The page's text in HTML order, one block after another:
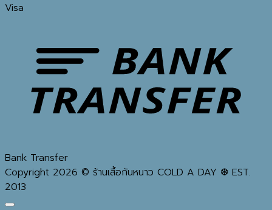
Visa
Bank Transfer
Copyright 2026 © ร้านเสื้อกันหนาว COLD A DAY ❆ EST.
2013